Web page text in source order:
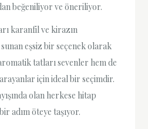
beğeniliyor ve öneriliyor.
karanfil ve kirazın
eşsiz bir seçenek olarak
tatları sevenler hem de
için ideal bir seçimdir.
olan herkese hitap
adım öteye taşıyor.